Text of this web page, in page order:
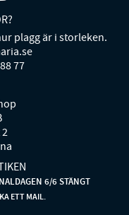
plagg är i storleken.
77
6/6 STÄNGT
ETT MAIL.